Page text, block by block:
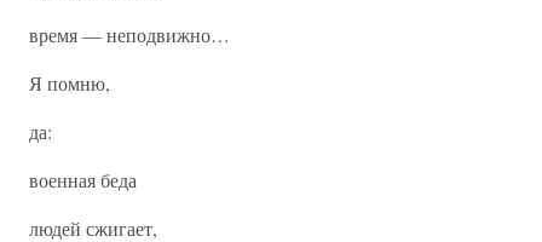
время — неподвижно…
Я помню,
да:
военная беда
людей сжигает,